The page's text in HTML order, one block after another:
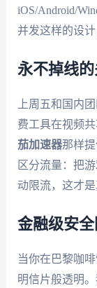
iOS/Android/
并发这样的设
永不掉线
上周五和国内
费工具在视频
茄加速器那样
区分流量：把
动限流，这才
金融级安全
当你在巴黎咖
明信片般透明